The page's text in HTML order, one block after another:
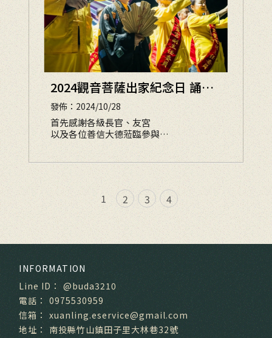
2024觀音菩薩出家紀念日 誦經
讚揚｜平安福宴 圓滿落幕囉
發佈：2024/10/28
首先感謝各級長官、友宮
以及各位善信大德蒞臨參與
番婆媽出家紀念日的各項活動
1 2 3 4
@buda3210
0975530959
xuanling.eservice@gmail.com
南投縣竹山鎮田子里大林巷32號